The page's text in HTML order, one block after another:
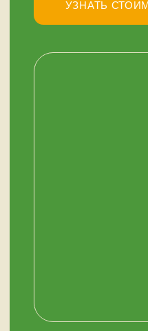
+7 (909) 563-11-00
и в выходные —